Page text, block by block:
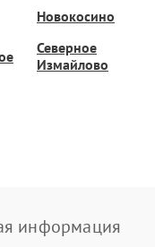
Новокосино
Северное
Измайлово
информация